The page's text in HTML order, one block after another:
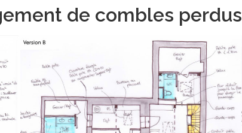
de combles perdus